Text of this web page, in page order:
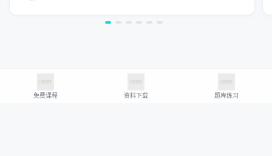
免费课程 资料下载 题库练习